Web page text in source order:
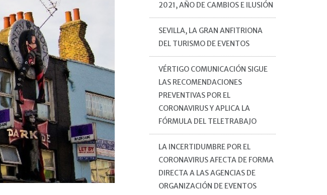
2021, AÑO DE CAMBIOS E ILUSIÓN
SEVILLA, LA GRAN ANFITRIONA
DEL TURISMO DE EVENTOS
VÉRTIGO COMUNICACIÓN SIGUE
LAS RECOMENDACIONES
PREVENTIVAS POR EL
CORONAVIRUS Y APLICA LA
FÓRMULA DEL TELETRABAJO
LA INCERTIDUMBRE POR EL
CORONAVIRUS AFECTA DE FORMA
DIRECTA A LAS AGENCIAS DE
ORGANIZACIÓN DE EVENTOS